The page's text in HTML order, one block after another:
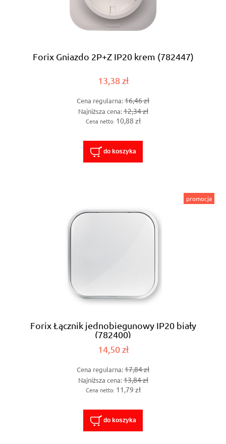
Forix Gniazdo 2P+Z IP20 krem (782447)
13,38 zł
Cena regularna:16,46 zł
Najniższa cena:12,34 zł
Cena netto: 10,88 zł
do koszyka
Forix Łącznik jednobiegunowy IP20 biały
(782400)
14,50 zł
Cena regularna:17,84 zł
Najniższa cena:13,84 zł
Cena netto: 11,79 zł
do koszyka
promocja